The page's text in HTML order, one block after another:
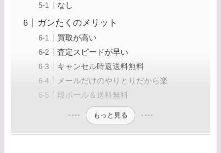
なし
ガンたくのメリット
買取が高い
査定スピードが早い
キャンセル時返送料無料
メールだけのやりとりだから楽
段ボール＆送料無料
もっと見る